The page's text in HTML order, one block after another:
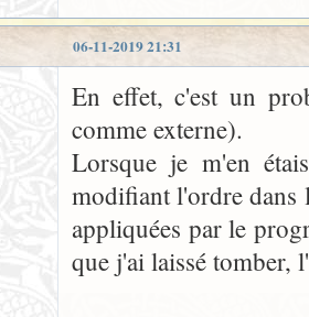
06-11-2019 21:31
En effet, c'est un
comme externe).
Lorsque je m'en
modifiant l'ordre dans
appliquées par le
que j'ai laissé tomber,